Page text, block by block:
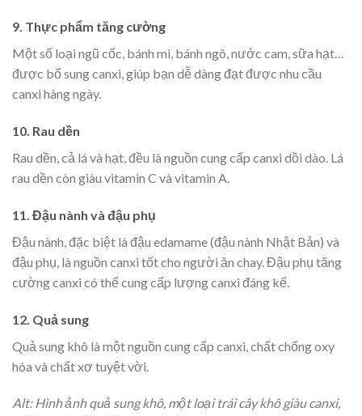
9. Thực phẩm tăng cường
Một số loại ngũ cốc, bánh mì, bánh ngô, nước cam, sữa hạt…
được bổ sung canxi, giúp bạn dễ dàng đạt được nhu cầu
canxi hàng ngày.
10. Rau dền
Rau dền, cả lá và hạt, đều là nguồn cung cấp canxi dồi dào. Lá
rau dền còn giàu vitamin C và vitamin A.
11. Đậu nành và đậu phụ
Đậu nành, đặc biệt là đậu edamame (đậu nành Nhật Bản) và
đậu phụ, là nguồn canxi tốt cho người ăn chay. Đậu phụ tăng
cường canxi có thể cung cấp lượng canxi đáng kể.
12. Quả sung
Quả sung khô là một nguồn cung cấp canxi, chất chống oxy
hóa và chất xơ tuyệt vời.
Alt: Hình ảnh quả sung khô, một loại trái cây khô giàu canxi,